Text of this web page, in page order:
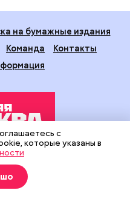
на бумажные издания
Команда
Контакты
поддержке Департамента
города Москвы.
технологии
информации
с
которые указаны в